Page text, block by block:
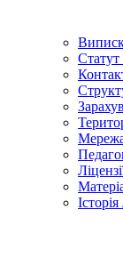
Статут